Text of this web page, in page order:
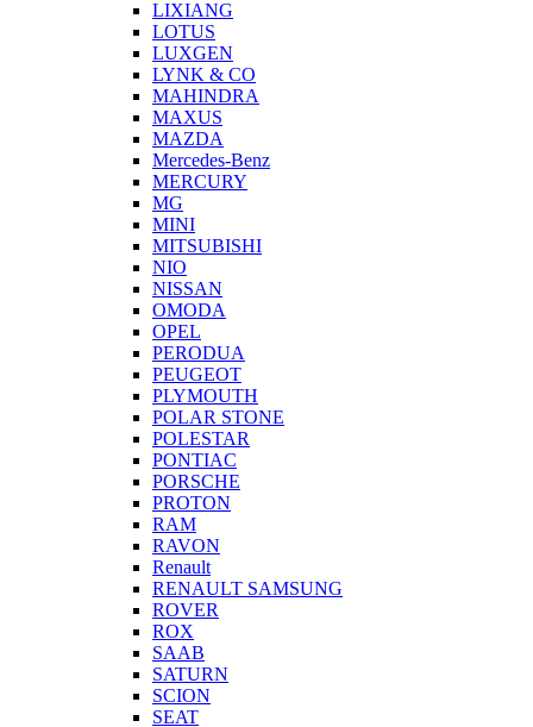
LIXIANG
LOTUS
LUXGEN
LYNK & CO
MAHINDRA
MAXUS
MAZDA
Mercedes-Benz
MERCURY
MG
MINI
MITSUBISHI
NIO
NISSAN
OMODA
OPEL
PERODUA
PEUGEOT
PLYMOUTH
POLAR STONE
POLESTAR
PONTIAC
PORSCHE
PROTON
RAM
RAVON
Renault
RENAULT SAMSUNG
ROVER
ROX
SAAB
SATURN
SCION
SEAT